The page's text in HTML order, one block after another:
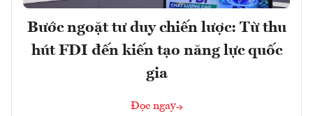
Bước ngoặt tư duy chiến lược: Từ thu
hút FDI đến kiến tạo năng lực quốc
gia
Đọc ngay